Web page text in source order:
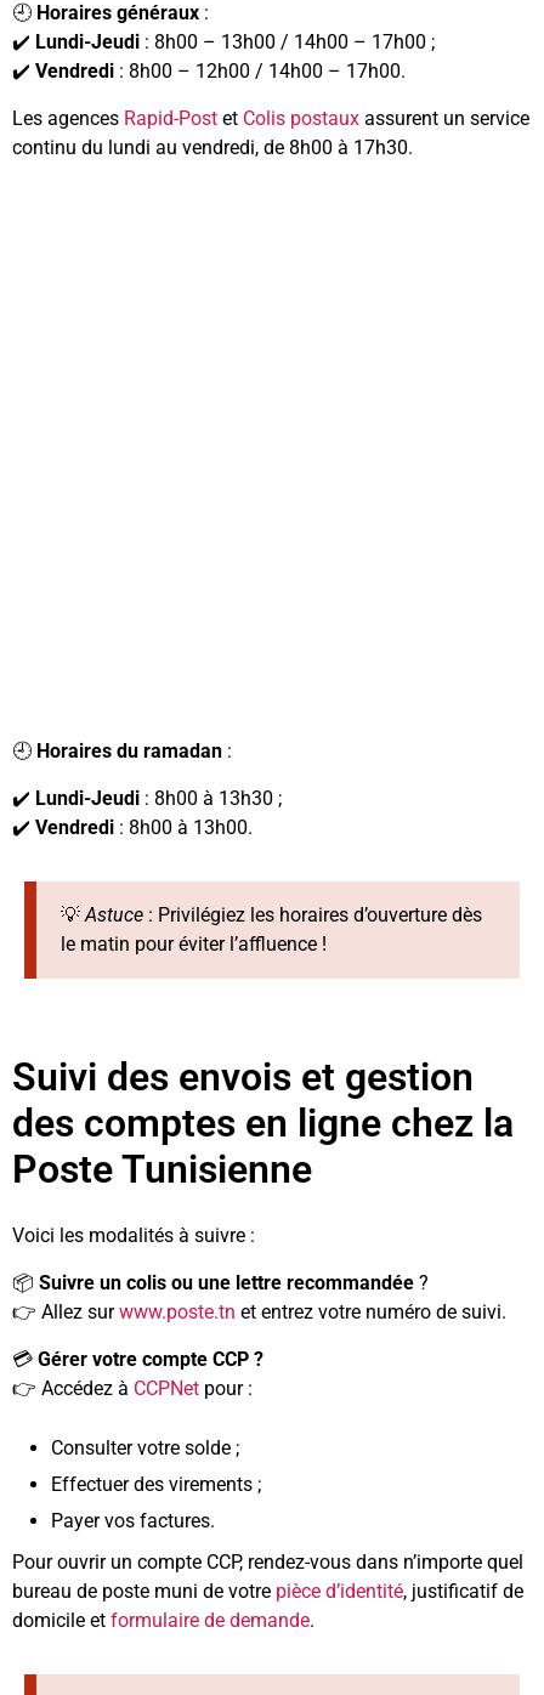
🕘 Horaires généraux :
✔️ Lundi-Jeudi : 8h00 – 13h00 / 14h00 – 17h00 ;
✔️ Vendredi : 8h00 – 12h00 / 14h00 – 17h00.
Les agences Rapid-Post et Colis postaux assurent un service
continu du lundi au vendredi, de 8h00 à 17h30.
🕘 Horaires du ramadan :
✔️ Lundi-Jeudi : 8h00 à 13h30 ;
✔️ Vendredi : 8h00 à 13h00.
💡Astuce : Privilégiez les horaires d’ouverture dès
le matin pour éviter l’affluence !
Suivi des envois et gestion
des comptes en ligne chez la
Poste Tunisienne
Voici les modalités à suivre :
📦 Suivre un colis ou une lettre recommandée ?
👉 Allez surwww.poste.tn et entrez votre numéro de suivi.
💳 Gérer votre compte CCP ?
👉 Accédez à CCPNet pour :
Consulter votre solde ;
Effectuer des virements ;
Payer vos factures.
Pour ouvrir un compte CCP, rendez-vous dans n’importe quel
bureau de poste muni de votre pièce d’identité, justificatif de
domicile et formulaire de demande.